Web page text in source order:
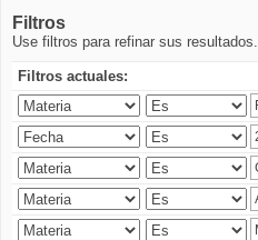
Filtros
Use filtros para refinar sus resultados.
Filtros actuales: